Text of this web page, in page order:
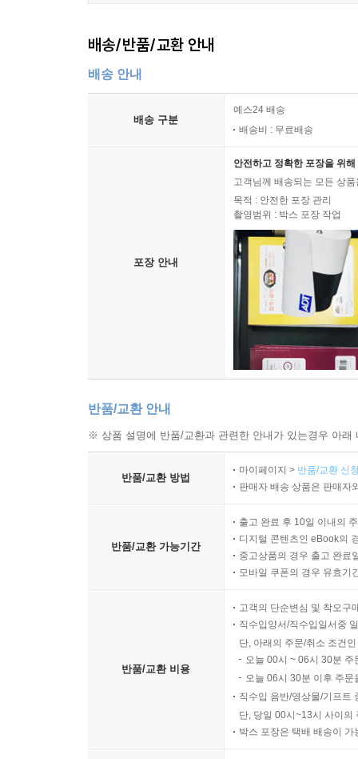
배송/반품/교환 안내
배송 안내
배송 구분
예스24 배송
배송비 : 무료배송
포장 안내
안전하고 정확한 포장을 위
고객님께 배송되는 모든 상
목적 : 안전한 포장 관리
촬영범위 : 박스 포장 작업
반품/교환 안내
※ 상품 설명에 반품/교환과 관련한 안내가 있는경우 아
반품/교환 방법
마이페이지 > 반품/교환 신
판매자 배송 상품은 판매자
반품/교환 가능기간
출고 완료 후 10일 이내의
디지털 콘텐츠인 eBook의
중고상품의 경우 출고 완료
모바일 쿠폰의 경우 유효기
반품/교환 비용
고객의 단순변심 및 착오구
직수입양서/직수입일서중
단, 아래의 주문/취소 조건
오늘 00시 ~ 06시 30분
오늘 06시 30분 이후 주
직수입 음반/영상물/기프트
단, 당일 00시~13시 사이의
박스 포장은 택배 배송이